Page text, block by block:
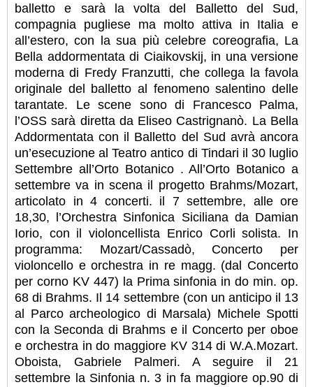
balletto e sarà la volta del Balletto del Sud,
compagnia pugliese ma molto attiva in Italia e
all’estero, con la sua più celebre coreografia, La
Bella addormentata di Ciaikovskij, in una versione
moderna di Fredy Franzutti, che collega la favola
originale del balletto al fenomeno salentino delle
tarantate. Le scene sono di Francesco Palma,
l’OSS sarà diretta da Eliseo Castrignanò. La Bella
Addormentata con il Balletto del Sud avrà ancora
un’esecuzione al Teatro antico di Tindari il 30 luglio
Settembre all’Orto Botanico . All’Orto Botanico a
settembre va in scena il progetto Brahms/Mozart,
articolato in 4 concerti. il 7 settembre, alle ore
18,30, l’Orchestra Sinfonica Siciliana da Damian
Iorio, con il violoncellista Enrico Corli solista. In
programma: Mozart/Cassadò, Concerto per
violoncello e orchestra in re magg. (dal Concerto
per corno KV 447) la Prima sinfonia in do min. op.
68 di Brahms. Il 14 settembre (con un anticipo il 13
al Parco archeologico di Marsala) Michele Spotti
con la Seconda di Brahms e il Concerto per oboe
e orchestra in do maggiore KV 314 di W.A.Mozart.
Oboista, Gabriele Palmeri. A seguire il 21
settembre la Sinfonia n. 3 in fa maggiore op.90 di